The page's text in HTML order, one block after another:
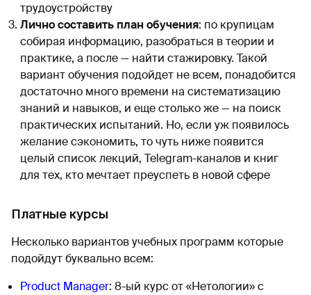
трудоустройству
Лично составить план обучения: по крупицам
собирая информацию, разобраться в теории и
практике, а после — найти стажировку. Такой
вариант обучения подойдет не всем, понадобится
достаточно много времени на систематизацию
знаний и навыков, и еще столько же — на поиск
практических испытаний. Но, если уж появилось
желание сэкономить, то чуть ниже появится
целый список лекций, Telegram-каналов и книг
для тех, кто мечтает преуспеть в новой сфере
Платные курсы
Несколько вариантов учебных программ которые
подойдут буквально всем:
Product Manager: 8-ый курс от «Нетологии» с